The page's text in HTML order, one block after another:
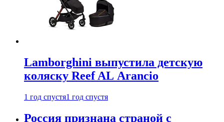
Lamborghini выпустила детскую
коляску Reef AL Arancio
1 год спустя1 год спустя
Россия признана страной с